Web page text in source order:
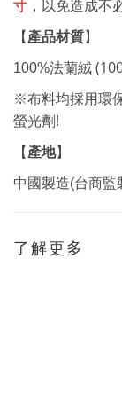
寸 ，以免造成不
【 產品材質】
100%法蘭絨
※布料均採用環
螢光劑 !
【 產地】
中國製造(台商監
了解更多